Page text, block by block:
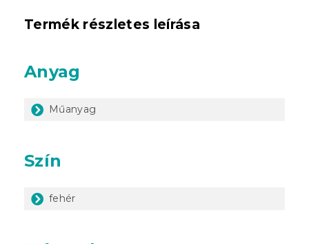
Termék részletes leírása
Anyag
Műanyag
Szín
fehér